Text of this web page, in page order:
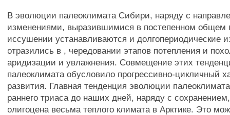
В эволюции палеоклимата Сибири, наряду с
изменениями, выразившимися в постепенном общем
иссушении устанавливаются и долгопериодические
отразились в , чередовании этапов потепления и
аридизации и увлажнения. Совмещение этих
палеоклимата обусловило прогрессивно-цикличный
развития. Главная тенденция эволюции
раннего триаса до наших дней, наряду с
олигоцена весьма теплого климата в Арктике. Это